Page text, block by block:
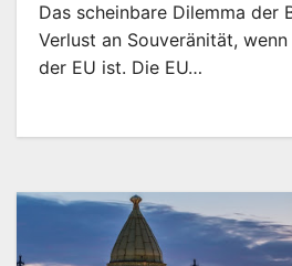
Das scheinbare Dilemma der
Verlust an Souveränität,
der EU ist. Die EU…